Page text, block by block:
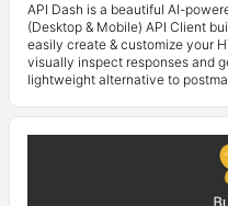
API Dash is a beautiful AI-
(Desktop & Mobile) API Client
easily create & customize your
visually inspect responses and
lightweight alternative to